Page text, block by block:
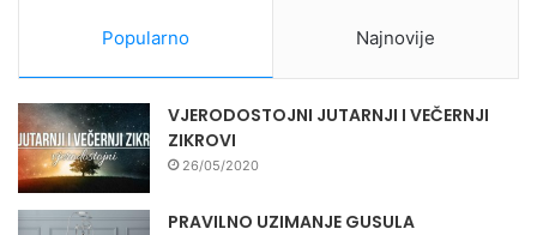
Popularno Najnovije
VJERODOSTOJNI JUTARNJI I VEČERNJI
ZIKROVI
26/05/2020
PRAVILNO UZIMANJE GUSULA